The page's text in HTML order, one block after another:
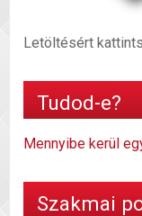
Letöltésért
Tudod-e?
Mennyibe kerül
Szakmai